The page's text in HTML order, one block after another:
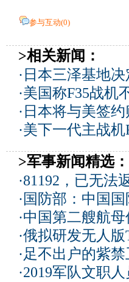
参与互动(0)
>相关新闻：
· 日本三泽基地
·美国称F35战机
· 日本将与美签
·美下一代主战
>军事新闻精选：
·81192，已无法
· 国防部：中国
·中国第二艘航
·俄拟研发无人版
·足不出户的紫
·2019军队文职